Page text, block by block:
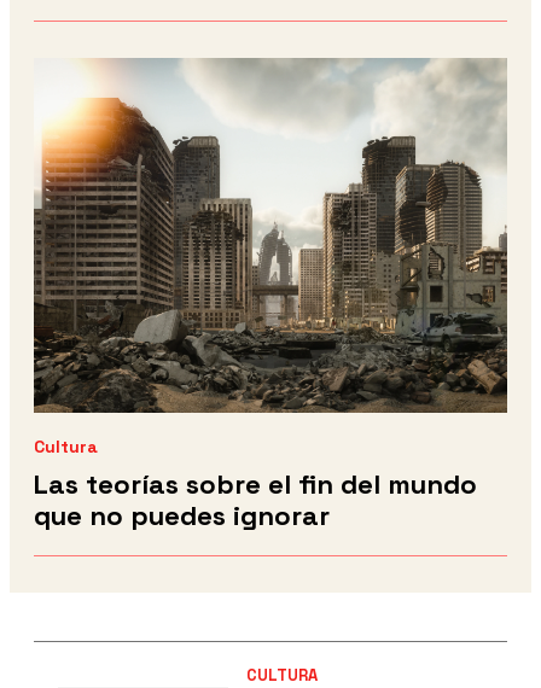
Cultura
Las teorías sobre el fin del mundo
que no puedes ignorar
CULTURA